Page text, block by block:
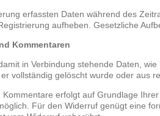
erfassten Daten während des
aufheben. Gesetzliche
Kommentaren
in Verbindung stehende Daten,
vollständig gelöscht wurde oder aus
erfolgt auf Grundlage
Für den Widerruf genügt eine